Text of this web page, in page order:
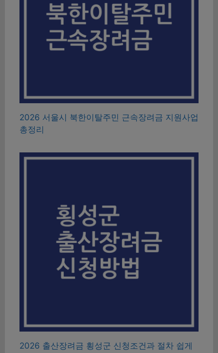
2026 서울시 북한이탈주민 근속장려금 지원사업
총정리
2026 출산장려금 횡성군 신청조건과 절차 쉽게